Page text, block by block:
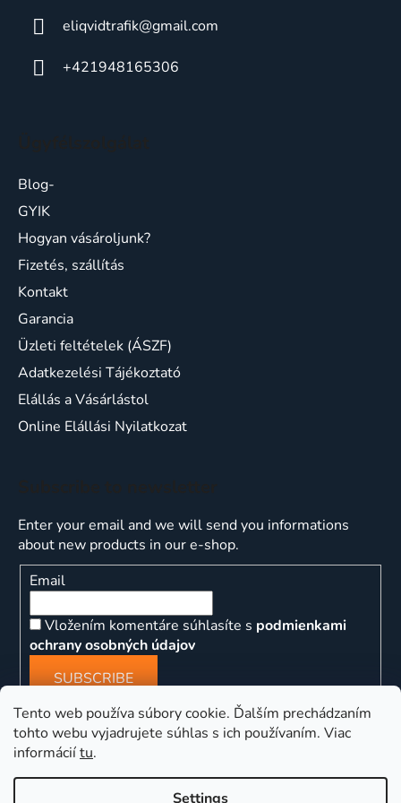
Tento web používa súbory cookie. Ďalším prechádzaním
tohto webu vyjadrujete súhlas s ich používaním. Viac
informáciítu.
Settings
eliqvidtrafik@gmail.com
+421948165306
Blog-
GYIK
Hogyan vásároljunk?
Fizetés, szállítás
Kontakt
Garancia
Üzleti feltételek (ÁSZF)
Adatkezelési Tájékoztató
Elállás a Vásárlástol
Online Elállási Nyilatkozat
Enter your email and we will send you informations
about new products in our e-shop.
Email
Vložením komentáre súhlasíte s podmienkami
ochrany osobných údajov
SUBSCRIBE
ns